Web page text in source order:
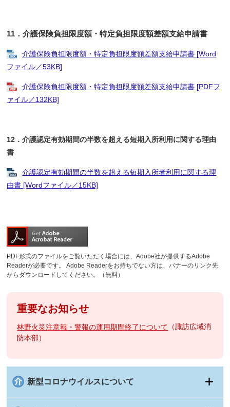
11．介護保険負担限度額・特定負担限度額差額支給申請書
介護保険負担限度額・特定負担限度額差額支給申請書 [Word
ファイル／53KB]
介護保険負担限度額・特定負担限度額差額支給申請書 [PDFフ
ァイル／132KB]
12．介護認定有効期間の半数を超える短期入所利用に関する理由
書
介護認定有効期間の半数を超える短期入所者利用に関する理
由書 [Wordファイル／15KB]
PDF形式のファイルをご覧いただく場合には、Adobe社が提供するAdobe
Readerが必要です。
Adobe Readerをお持ちでない方は、バナーのリンク先
からダウンロードしてください。（無料）
重要なお知らせ
林野火災注意報・警報の運用期間終了について
諏訪広域消
防本部
新型コロナウイルスについて